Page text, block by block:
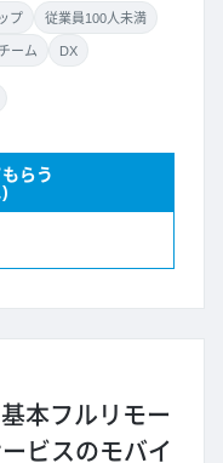
プ 従業員100人未満
ーム DX
らう
本フルリモー
ビスのモバイ